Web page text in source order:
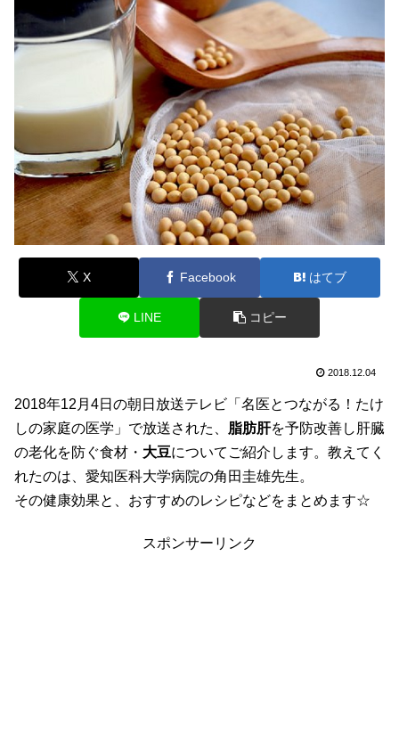
X Facebook はてブ
LINE コピー
2018.12.04
2018年12月4日の朝日放送テレビ「名医とつながる！たけ
しの家庭の医学」で放送された、 脂肪肝を予防改善し肝臓
の老化を防ぐ食材・ 大豆についてご紹介します。教えてく
れたのは、愛知医科大学病院の角田圭雄先生。
その健康効果と、おすすめのレシピなどをまとめます☆
スポンサーリンク